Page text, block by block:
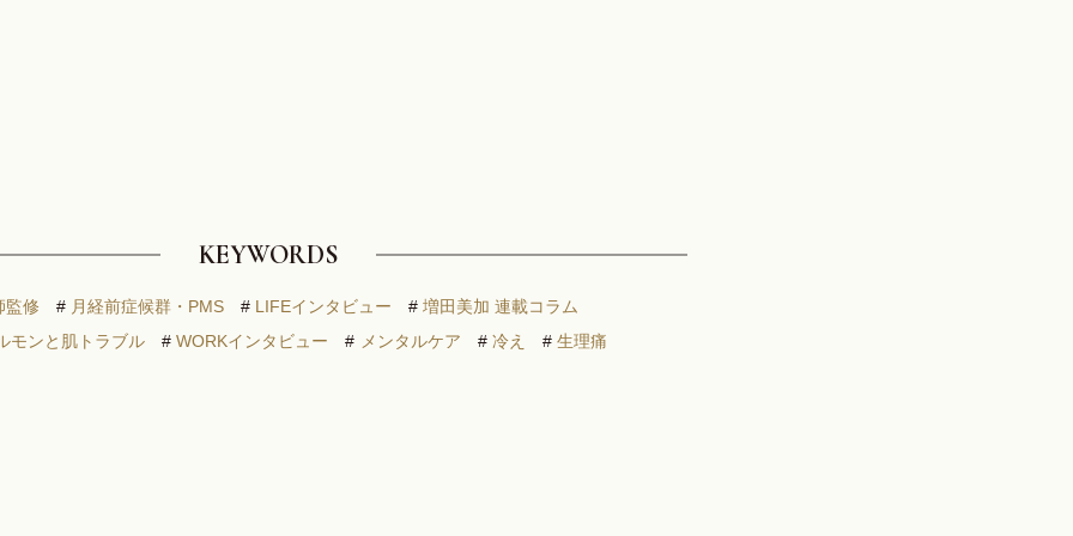
KEYWORDS
監修 # 月経前症候群・PMS # LIFEインタビュー # 増田美加 連載コラム
モンと肌トラブル # WORKインタビュー # メンタルケア # 冷え # 生理痛